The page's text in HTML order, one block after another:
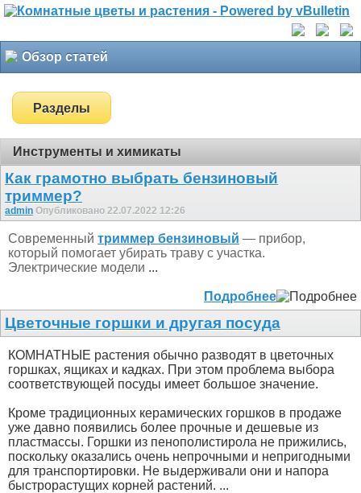
Обзор статей
Разделы
Инструменты и химикаты
Как грамотно выбрать бензиновый
триммер?
admin Опубликовано 22.07.2022 12:26
Современный триммер бензиновый — прибор,
который помогает убирать траву с участка.
Электрические модели ...
Подробнее
Цветочные горшки и другая посуда
КОМНАТНЫЕ растения обычно разводят в цветочных
горшках, ящиках и кадках. При этом проблема выбора
соответствующей посуды имеет большое значение.
Кроме традиционных керамических горшков в продаже
уже давно появились более прочные и дешевые из
пластмассы. Горшки из пенополистирола не прижились,
поскольку оказались очень непрочными и непригодными
для транспортировки. Не выдерживали они и напора
быстрорастущих корней растений. ...